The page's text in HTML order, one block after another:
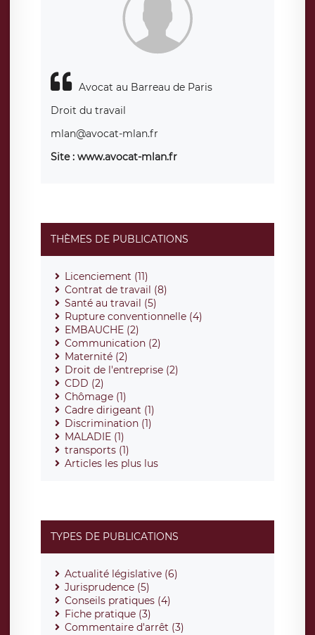
Avocat au Barreau de Paris
Droit du travail
mlan@avocat-mlan.fr
Site : www.avocat-mlan.fr
THÈMES DE PUBLICATIONS
Licenciement (11)
Contrat de travail (8)
Santé au travail (5)
Rupture conventionnelle (4)
EMBAUCHE (2)
Communication (2)
Maternité (2)
Droit de l'entreprise (2)
CDD (2)
Chômage (1)
Cadre dirigeant (1)
Discrimination (1)
MALADIE (1)
transports (1)
Articles les plus lus
TYPES DE PUBLICATIONS
Actualité législative (6)
Jurisprudence (5)
Conseils pratiques (4)
Fiche pratique (3)
Commentaire d'arrêt (3)